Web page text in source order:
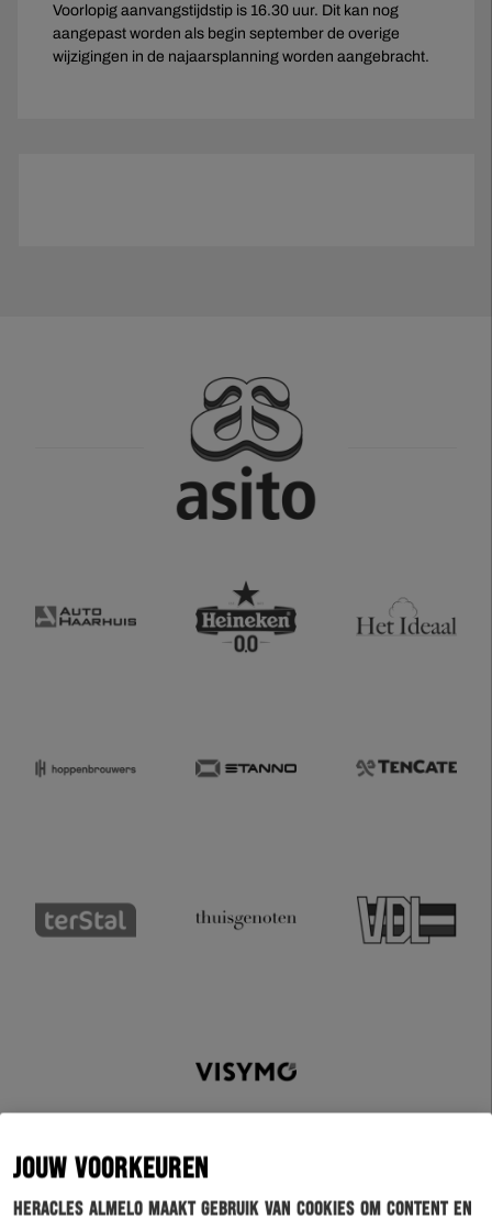
JOUW VOORKEUREN
Heracles Almelo maakt gebruik van cookies om content en
Voorlopig aanvangstijdstip is 16.30 uur. Dit kan nog
aangepast worden als begin september de overige
wijzigingen in de najaarsplanning worden aangebracht.